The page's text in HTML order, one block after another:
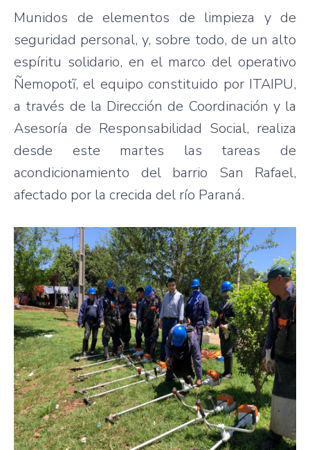
Munidos de elementos de limpieza y de
seguridad personal, y, sobre todo, de un alto
espíritu solidario, en el marco del operativo
Ñemopotĩ, el equipo constituido por ITAIPU,
a través de la Dirección de Coordinación y la
Asesoría de Responsabilidad Social, realiza
desde este martes las tareas de
acondicionamiento del barrio San Rafael,
afectado por la crecida del río Paraná.